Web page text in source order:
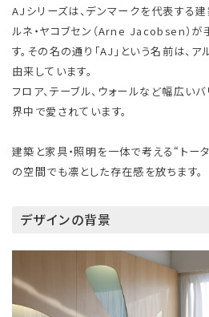
AJシリーズは、デンマークを代表する
ルネ・ヤコブセン（Arne Jacobsen）
す。その名の通り「AJ」という名前は、
由来しています。
フロア、テーブル、ウォールなど幅広い
界中で愛されています。
建築と家具・照明を一体で考える“トー
の空間でも凛とした存在感を放ちます。
デザインの背景